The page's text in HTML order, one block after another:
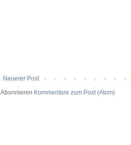
Neuerer Post
Abonnieren Kommentare zum Post (Atom)